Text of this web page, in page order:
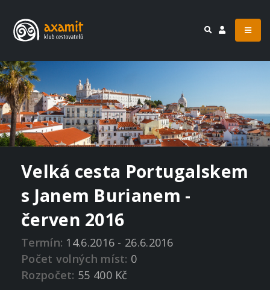
Velká cesta Portugalskem
s Janem Burianem -
červen 2016
Termín: 14.6.2016 - 26.6.2016
Počet volných míst: 0
Rozpočet: 55 400 Kč